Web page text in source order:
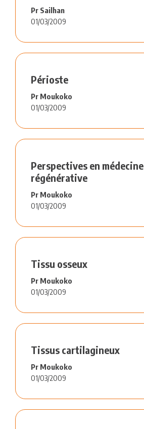
Pr Sailhan
01/03/2009
Périoste
Pr Moukoko
01/03/2009
Perspectives en médecine
régénérative
Pr Moukoko
01/03/2009
Tissu osseux
Pr Moukoko
01/03/2009
Tissus cartilagineux
Pr Moukoko
01/03/2009